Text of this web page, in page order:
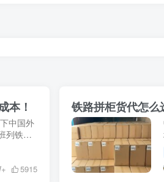
本！
中国外
列铁路
5915
铁路拼柜货代怎么